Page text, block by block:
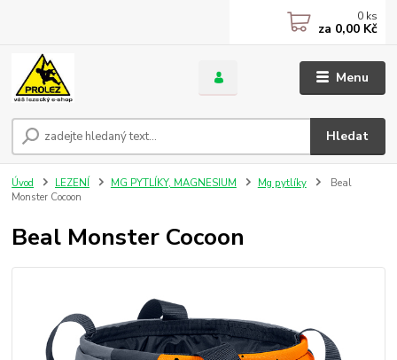
Menu
Hledat
0 ks
za 0,00 Kč
Úvod LEZENÍ MG PYTLÍKY, MAGNESIUM Mg pytlíky
Beal
Monster Cocoon
Beal Monster Cocoon